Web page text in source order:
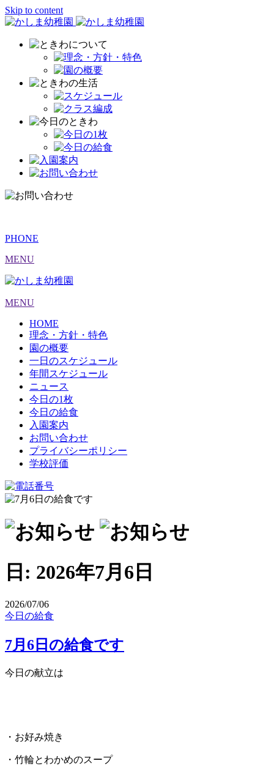
Skip to content
PHONE
MENU
MENU
HOME
理念・方針・特色
園の概要
一日のスケジュール
年間スケジュール
ニュース
今日の1枚
今日の給食
入園案内
お問い合わせ
プライバシーポリシー
学校評価
日: 2026年7月6日
2026/07/06
今日の給食
7月6日の給食です
今日の献立は
・お好み焼き
・竹輪とわかめのスープ